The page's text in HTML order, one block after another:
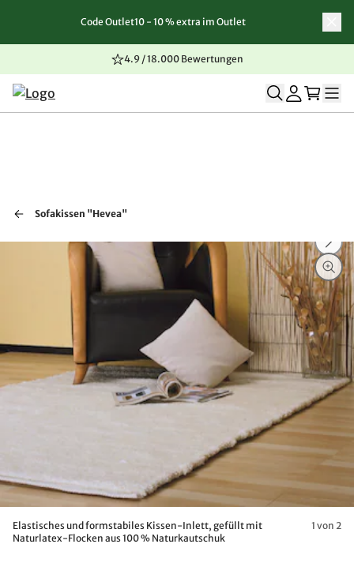
Zum Inhalt springen
Zur Navigation springen
Zum Seitenende springen
Code Outlet10 - 10 % extra im Outlet
4.9 / 18.000 Bewertungen
Sofakissen "Hevea"
Elastisches und formstabiles Kissen-Inlett, gefüllt mit
Naturlatex-Flocken aus 100 % Naturkautschuk
1 von 2